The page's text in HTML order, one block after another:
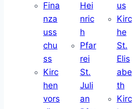
Fina
nza
uss
chu
ss
Kirc
hen
vors
Hei
nric
h
Pfar
rei
St.
Juli
an
us
Kirc
he
St.
Elis
abe
th
Kirc